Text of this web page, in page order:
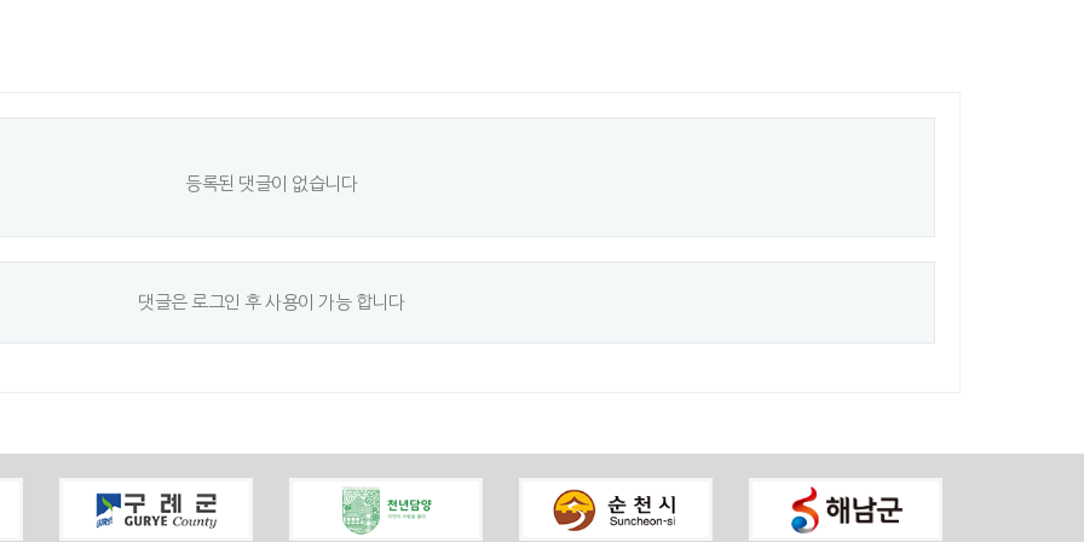
등록된 댓글이 없습니다
댓글은 로그인 후 사용이 가능 합니다